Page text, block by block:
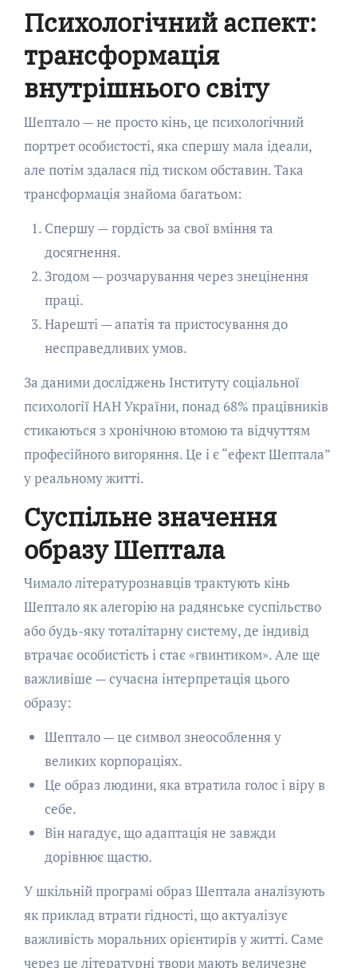
Психологічний аспект:
трансформація
внутрішнього світу
Шептало — не просто кінь, це психологічний
портрет особистості, яка спершу мала ідеали,
але потім здалася під тиском обставин. Така
трансформація знайома багатьом:
Спершу — гордість за свої вміння та
досягнення.
Згодом — розчарування через знецінення
праці.
Нарешті — апатія та пристосування до
несправедливих умов.
За даними досліджень Інституту соціальної
психології НАН України, понад 68% працівників
стикаються з хронічною втомою та відчуттям
професійного вигоряння. Це і є “ефект Шептала”
у реальному житті.
Суспільне значення
образу Шептала
Чимало літературознавців трактують кінь
Шептало як алегорію на радянське суспільство
або будь-яку тоталітарну систему, де індивід
втрачає особистість і стає «гвинтиком». Але ще
важливіше — сучасна інтерпретація цього
образу:
Шептало — це символ знеособлення у
великих корпораціях.
Це образ людини, яка втратила голос і віру в
себе.
Він нагадує, що адаптація не завжди
дорівнює щастю.
У шкільній програмі образ Шептала аналізують
як приклад втрати гідності, що актуалізує
важливість моральних орієнтирів у житті. Саме
через це літературні твори мають величезне